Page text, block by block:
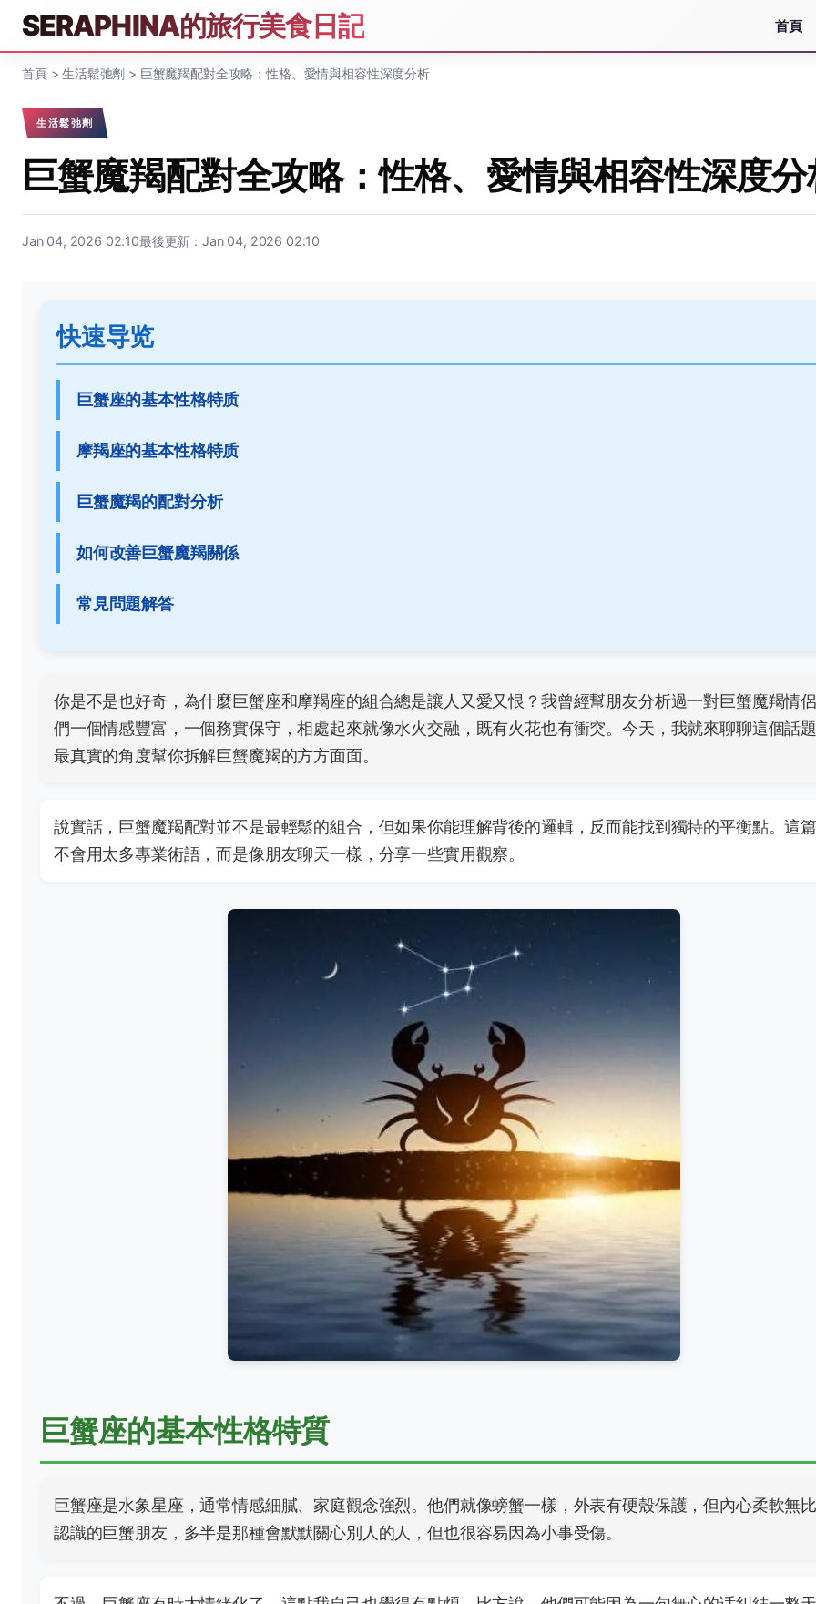
SERAPHINA的旅行美食日記 首頁
首頁>生活鬆弛劑 > 巨蟹魔羯配對全攻略：性格、愛情與相容性深度分析
生活鬆弛劑
巨蟹魔羯配對全攻略：性格、愛情與相容性深度
Jan 04, 2026 02:10最後更新：Jan 04, 2026 02:10
快速导览
巨蟹座的基本性格特质
摩羯座的基本性格特质
巨蟹魔羯的配對分析
如何改善巨蟹魔羯關係
常見問題解答
你是不是也好奇，為什麼巨蟹座和摩羯座的組合總是讓人又愛又恨？我曾經幫朋友分析過一對巨蟹魔羯情
們一個情感豐富，一個務實保守，相處起來就像水火交融，既有火花也有衝突。今天，我就來聊聊這個話
最真實的角度幫你拆解巨蟹魔羯的方方面面。
說實話，巨蟹魔羯配對並不是最輕鬆的組合，但如果你能理解背後的邏輯，反而能找到獨特的平衡點。這
不會用太多專業術語，而是像朋友聊天一樣，分享一些實用觀察。
巨蟹座的基本性格特質
巨蟹座是水象星座，通常情感細膩、家庭觀念強烈。他們就像螃蟹一樣，外表有硬殼保護，但內心柔軟無
認識的巨蟹朋友，多半是那種會默默關心別人的人，但也很容易因為小事受傷。